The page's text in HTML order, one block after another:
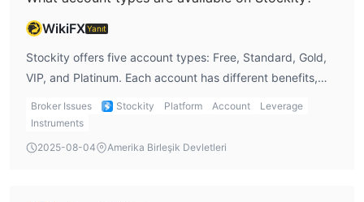
WikiFXYanıt
Stockity offers five account types: Free, Standard, Gold,
VIP, and Platinum. Each account has different benefits,
including varying numbers of assets and bonuses. For
instance, the Standard account offers access to 48 assets
and a 100% deposit bonus, making it a good option to
Broker Issues Stockity Platform Account
Leverage
Instruments
2025-08-04
Amerika Birleşik Devletleri